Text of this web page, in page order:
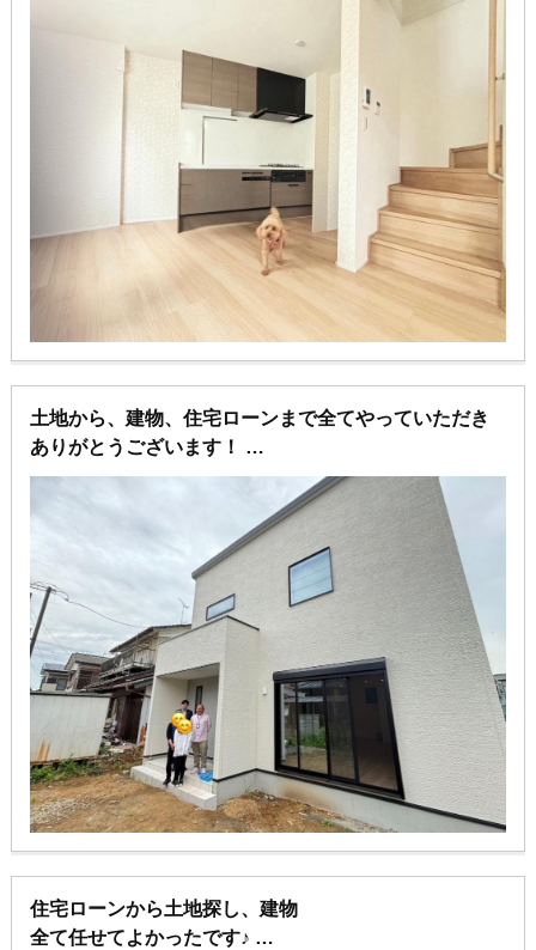
御社は見事3階建スカイバルコニー住宅を無事建築して
くれました。
本当にあっぱれです！
土地から、建物、住宅ローンまで全てやっていただき
ありがとうございます！
こだわりに拘った夢の注文住宅とても素敵です♪
住宅ローンから土地探し、建物
全て任せてよかったです♪